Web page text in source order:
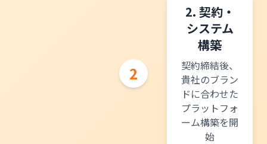
2
2. 契約・
システム
構築
契約締結後、
貴社のブラン
ドに合わせた
プラットフォ
ーム構築を開
始